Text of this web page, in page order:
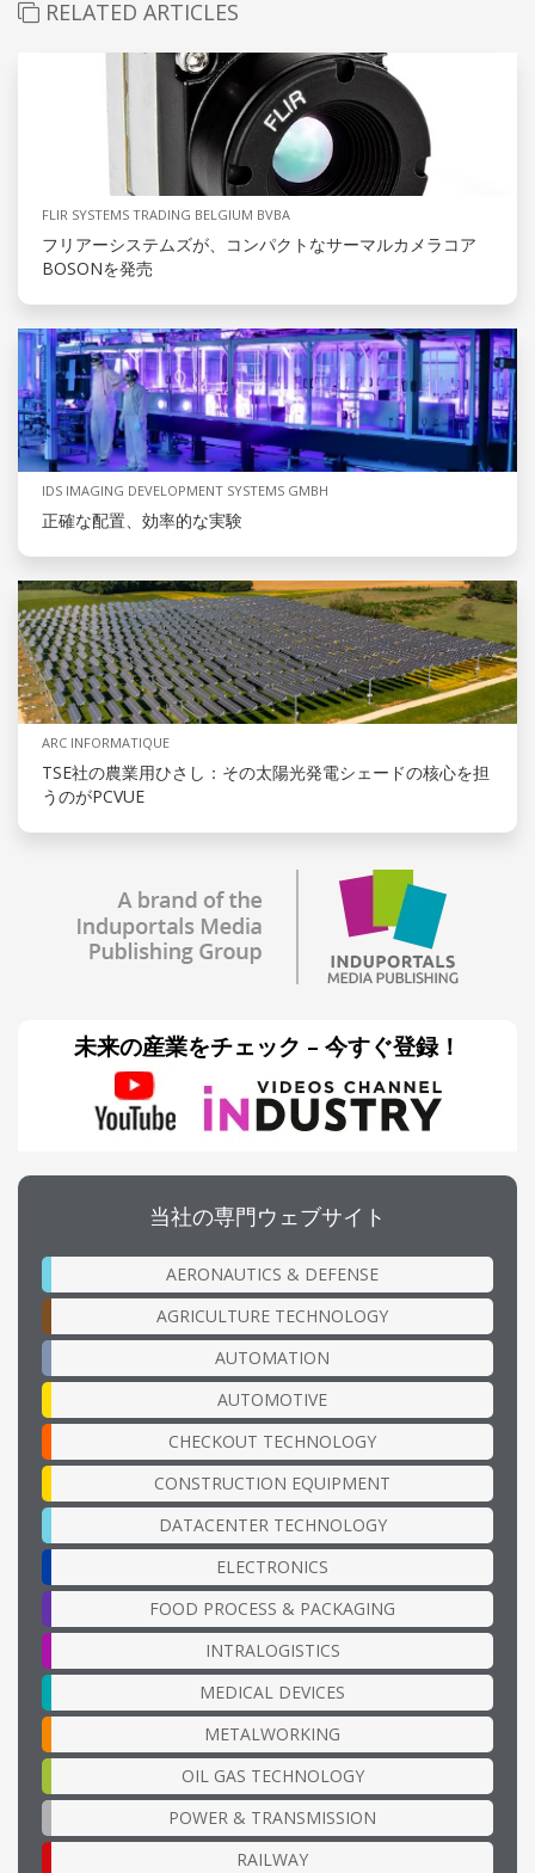
RELATED ARTICLES
FLIR SYSTEMS TRADING BELGIUM BVBA
フリアーシステムズが、コンパクトなサーマルカメラコア
BOSONを発売
IDS IMAGING DEVELOPMENT SYSTEMS GMBH
正確な配置、効率的な実験
ARC INFORMATIQUE
TSE社の農業用ひさし：その太陽光発電シェードの核心を担
うのがPCVUE
未来の産業をチェック – 今すぐ登録！
当社の専門ウェブサイト
AERONAUTICS & DEFENSE
AGRICULTURE TECHNOLOGY
AUTOMATION
AUTOMOTIVE
CHECKOUT TECHNOLOGY
CONSTRUCTION EQUIPMENT
DATACENTER TECHNOLOGY
ELECTRONICS
FOOD PROCESS & PACKAGING
INTRALOGISTICS
MEDICAL DEVICES
METALWORKING
OIL GAS TECHNOLOGY
POWER & TRANSMISSION
RAILWAY